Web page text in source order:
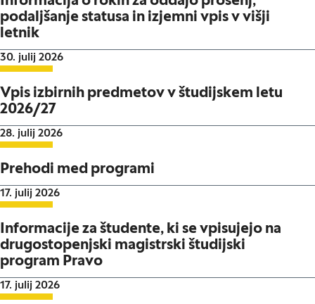
podaljšanje statusa in izjemni vpis v višji
letnik
Datum objave:
30. julij 2026
Vpis izbirnih predmetov v študijskem letu
2026/27
Datum objave:
28. julij 2026
Prehodi med programi
Datum objave:
17. julij 2026
Informacije za študente, ki se vpisujejo na
drugostopenjski magistrski študijski
program Pravo
Datum objave:
17. julij 2026